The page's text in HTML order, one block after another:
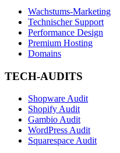
Wachstums-Marketing
Technischer Support
Performance Design
Premium Hosting
Domains
TECH-AUDITS
Shopware Audit
Shopify Audit
Gambio Audit
WordPress Audit
Squarespace Audit